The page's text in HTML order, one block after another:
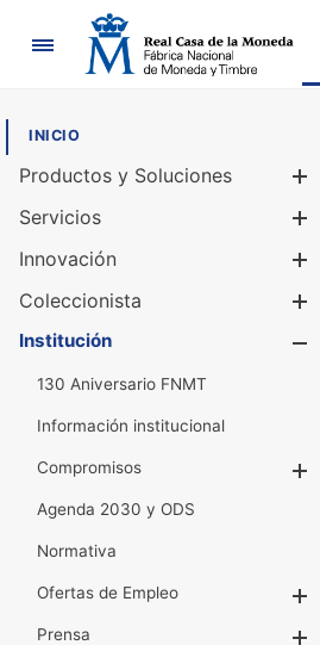
Navegación
INICIO
Productos y Soluciones
Servicios
Innovación
Coleccionista
Institución
130 Aniversario FNMT
Información institucional
Compromisos
Agenda 2030 y ODS
Normativa
Ofertas de Empleo
Prensa